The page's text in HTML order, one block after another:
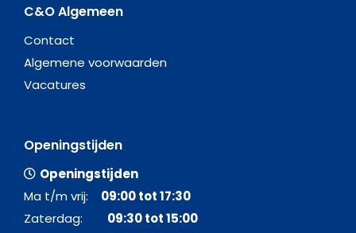
C&O Algemeen
Contact
Algemene voorwaarden
Vacatures
Openingstijden
Openingstijden
Ma t/m vrij: 09:00 tot 17:30
Zaterdag: 09:30 tot 15:00